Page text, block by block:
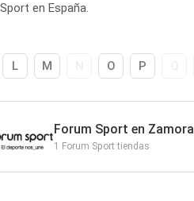
en España.
L M O P
Forum Sport en Zamora
1 Forum Sport tiendas